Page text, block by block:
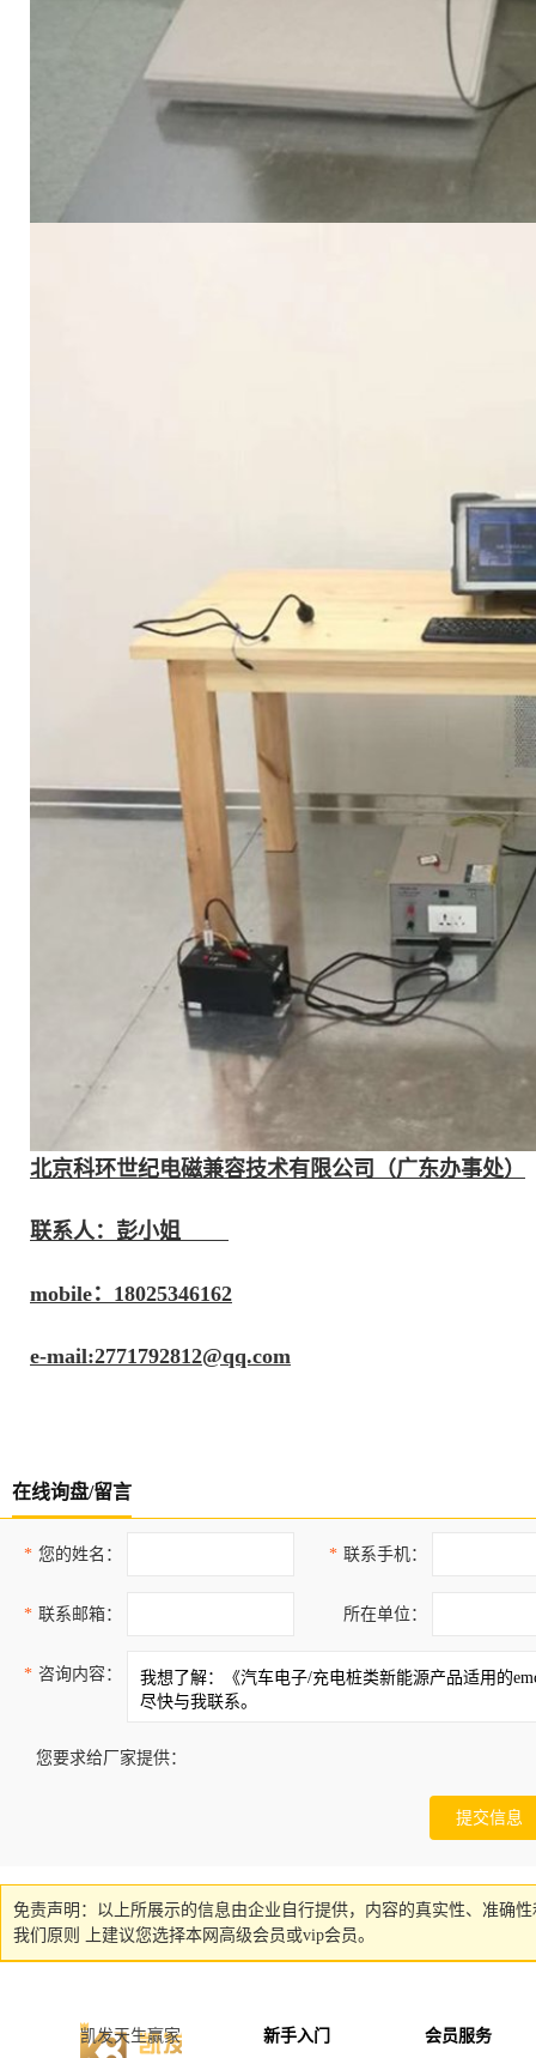
北京科环世纪电磁兼容技术有限公司（广东办事处）
联系人：彭小姐
mobile：18025346162
e-mail:2771792812@qq.com
在线询盘/留言
* 您的姓名： * 联系手机：
* 联系邮箱： 所在单位：
* 咨询内容：
您要求给厂家提供：
免责声明：以上所展示的信息由企业自行提供，内容的真实性、准确
我们原则 上建议您选择本网高级会员或vip会员。
凯发天生赢家 新手入门 会员服务